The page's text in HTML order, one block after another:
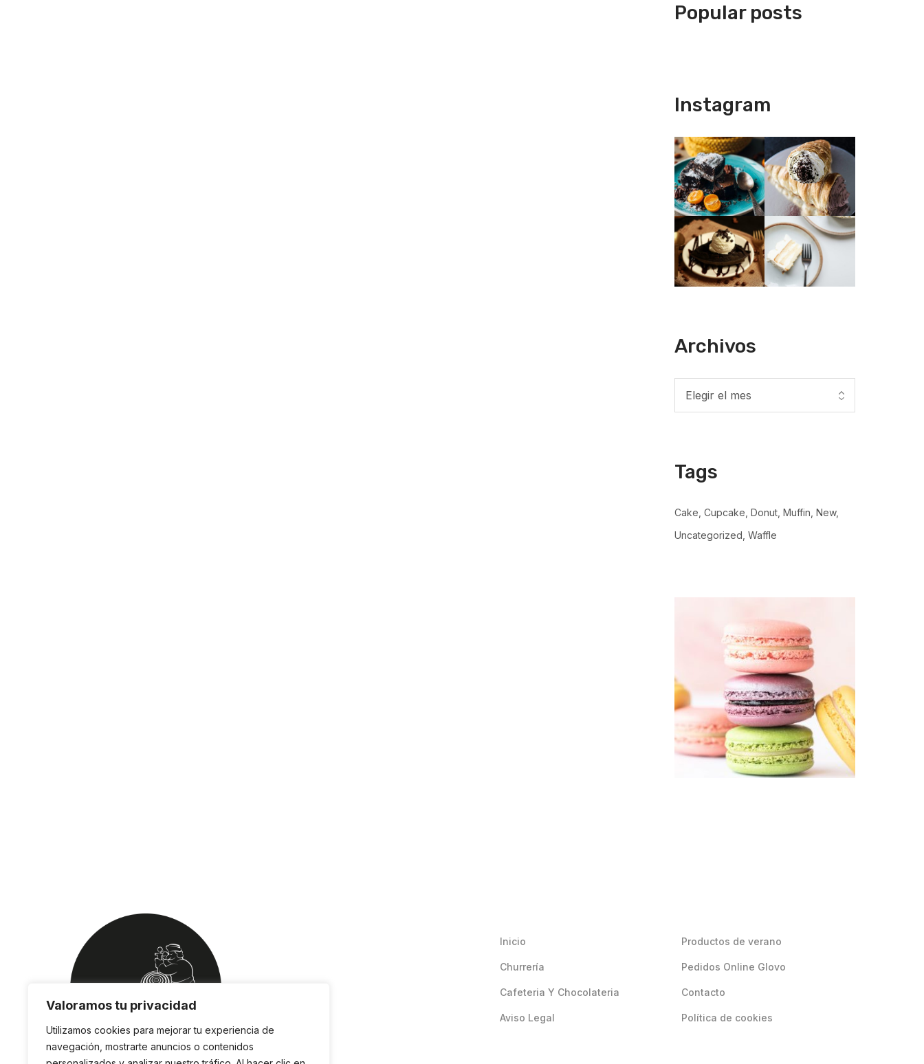
Valoramos tu privacidad
Utilizamos cookies para mejorar tu experiencia de
navegación, mostrarte anuncios o contenidos
Popular posts
Instagram
Archivos
Tags
Cake Cupcake Donut Muffin New
Uncategorized Waffle
Inicio
Churrería
Cafeteria Y Chocolateria
Aviso Legal
Productos de verano
Pedidos Online Glovo
Contacto
Política de cookies